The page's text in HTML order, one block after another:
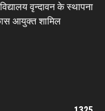
वृन्दावन के स्थापना
आयुक्त शामिल